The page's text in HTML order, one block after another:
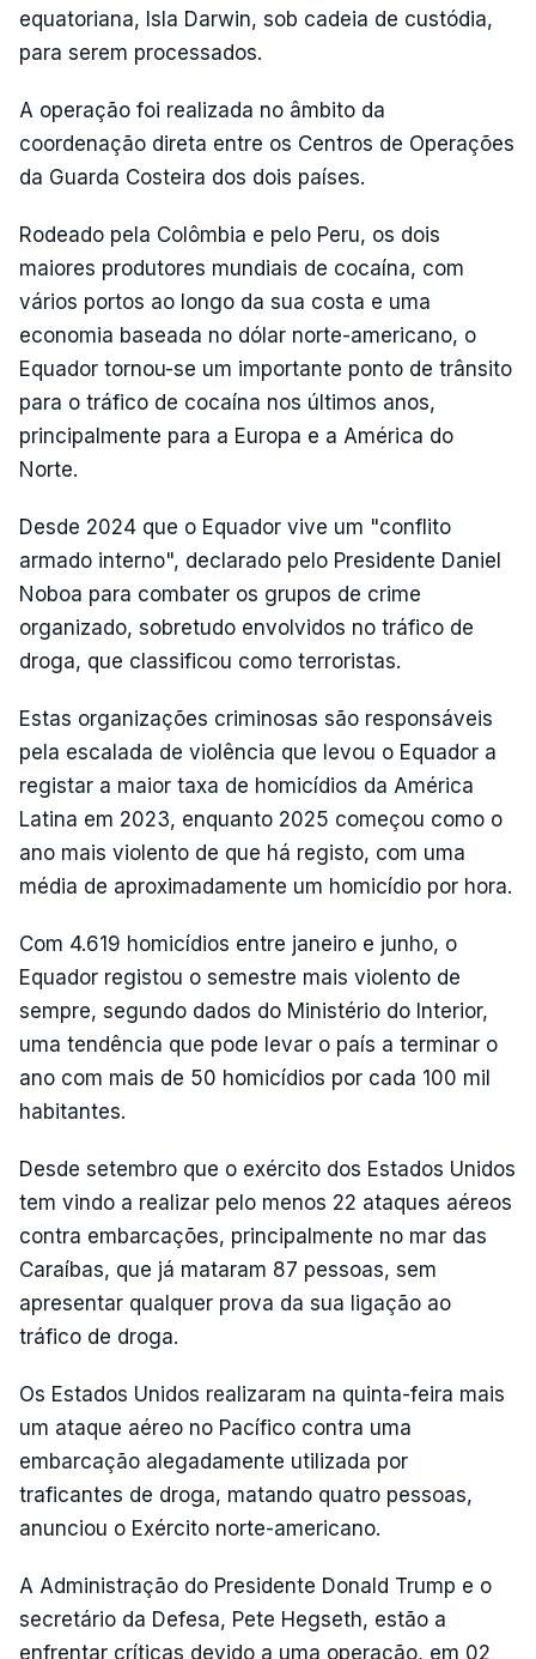
equatoriana, Isla Darwin, sob cadeia de custódia,
para serem processados.
A operação foi realizada no âmbito da
coordenação direta entre os Centros de Operações
da Guarda Costeira dos dois países.
Rodeado pela Colômbia e pelo Peru, os dois
maiores produtores mundiais de cocaína, com
vários portos ao longo da sua costa e uma
economia baseada no dólar norte-americano, o
Equador tornou-se um importante ponto de trânsito
para o tráfico de cocaína nos últimos anos,
principalmente para a Europa e a América do
Norte.
Desde 2024 que o Equador vive um "conflito
armado interno", declarado pelo Presidente Daniel
Noboa para combater os grupos de crime
organizado, sobretudo envolvidos no tráfico de
droga, que classificou como terroristas.
Estas organizações criminosas são responsáveis
pela escalada de violência que levou o Equador a
registar a maior taxa de homicídios da América
Latina em 2023, enquanto 2025 começou como o
ano mais violento de que há registo, com uma
média de aproximadamente um homicídio por hora.
Com 4.619 homicídios entre janeiro e junho, o
Equador registou o semestre mais violento de
sempre, segundo dados do Ministério do Interior,
uma tendência que pode levar o país a terminar o
ano com mais de 50 homicídios por cada 100 mil
habitantes.
Desde setembro que o exército dos Estados Unidos
tem vindo a realizar pelo menos 22 ataques aéreos
contra embarcações, principalmente no mar das
Caraíbas, que já mataram 87 pessoas, sem
apresentar qualquer prova da sua ligação ao
tráfico de droga.
Os Estados Unidos realizaram na quinta-feira mais
um ataque aéreo no Pacífico contra uma
embarcação alegadamente utilizada por
traficantes de droga, matando quatro pessoas,
anunciou o Exército norte-americano.
A Administração do Presidente Donald Trump e o
secretário da Defesa, Pete Hegseth, estão a
enfrentar críticas devido a uma operação, em 02